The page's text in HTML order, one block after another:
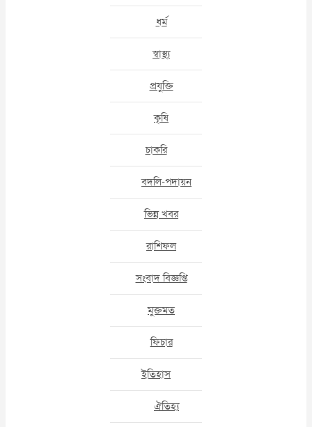
ধর্ম
স্বাস্থ্য
প্রযুক্তি
কৃষি
চাকরি
বদলি-পদায়ন
ভিন্ন খবর
রাশিফল
সংবাদ বিজ্ঞপ্তি
মুক্তমত
ফিচার
ইতিহাস
ঐতিহ্য